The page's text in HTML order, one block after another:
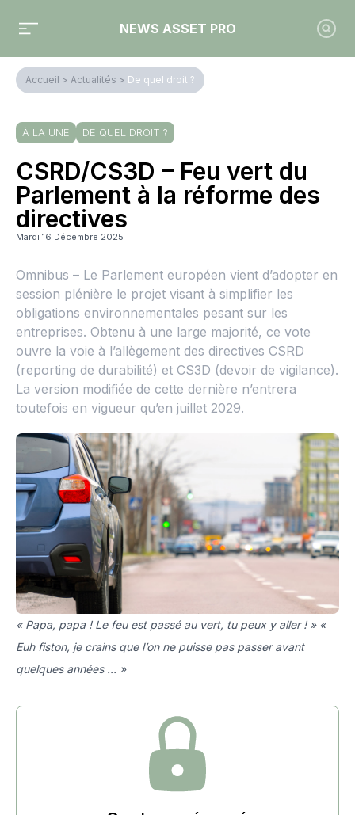
NEWS ASSET PRO
Accueil > Actualités > De quel droit ?
À LA UNE DE QUEL DROIT ?
CSRD/CS3D – Feu vert du
Parlement à la réforme des
directives
Mardi 16 Décembre 2025
Omnibus – Le Parlement européen vient d’adopter en
session plénière le projet visant à simplifier les
obligations environnementales pesant sur les
entreprises. Obtenu à une large majorité, ce vote
ouvre la voie à l’allègement des directives CSRD
(reporting de durabilité) et CS3D (devoir de vigilance).
La version modifiée de cette dernière n’entrera
toutefois en vigueur qu’en juillet 2029.
« Papa, papa ! Le feu est passé au vert, tu peux y aller ! » «
Euh fiston, je crains que l’on ne puisse pas passer avant
quelques années … »